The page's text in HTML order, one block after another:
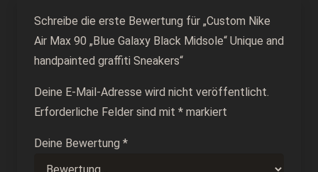
Schreibe die erste Bewertung für „Custom Nike
Air Max 90 „Blue Galaxy Black Midsole“ Unique and
handpainted graffiti Sneakers“
Deine E-Mail-Adresse wird nicht veröffentlicht.
Erforderliche Felder sind mit * markiert
Deine Bewertung *